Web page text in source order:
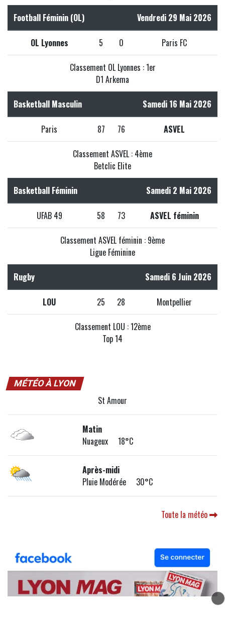
Football Féminin (OL) Vendredi 29 Mai 2026
OL Lyonnes 5 0 Paris FC
Classement OL Lyonnes : 1er
D1 Arkema
Basketball Masculin Samedi 16 Mai 2026
Paris 87 76 ASVEL
Classement ASVEL : 4ème
Betclic Elite
Basketball Féminin Samedi 2 Mai 2026
UFAB 49 58 73 ASVEL féminin
Classement ASVEL féminin : 9ème
Ligue Féminine
Rugby Samedi 6 Juin 2026
LOU 25 28 Montpellier
Classement LOU : 12ème
Top 14
MÉTÉO À LYON
St Amour
Matin
Nuageux 18°C
Après-midi
Pluie Modérée 30°C
Toute la météo